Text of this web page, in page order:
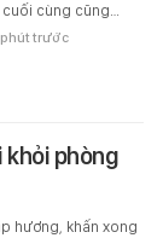
cuối cùng cũng…
phút trước
khỏi phòng
hương, khấn xong